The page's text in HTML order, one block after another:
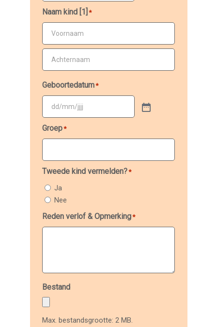
Naam kind [1] *
Voornaam
Geboortedatum*
Groep*
Tweede kind vermelden?*
Ja
Nee
Reden verlof & Opmerking*
Bestand
Max. bestandsgrootte: 2 MB.